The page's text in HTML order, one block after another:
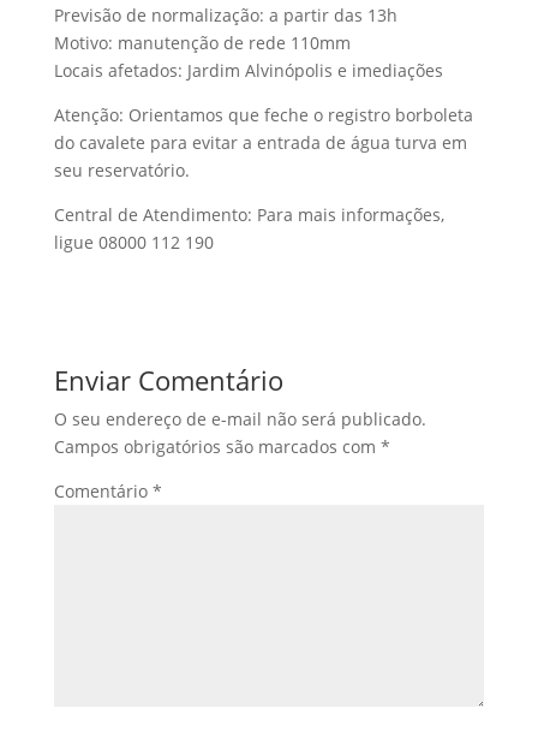
Previsão de normalização: a partir das 13h
Motivo: manutenção de rede 110mm
Locais afetados: Jardim Alvinópolis e imediações
Atenção: Orientamos que feche o registro borboleta
do cavalete para evitar a entrada de água turva em
seu reservatório.
Central de Atendimento: Para mais informações,
ligue 08000 112 190
Enviar Comentário
O seu endereço de e-mail não será publicado.
Campos obrigatórios são marcados com *
Comentário *